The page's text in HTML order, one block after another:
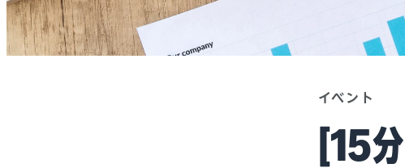
イベント
[15